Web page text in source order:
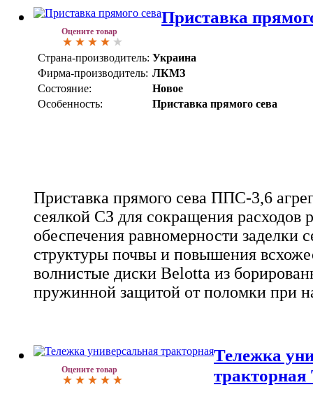
Оцените товар
Приставка
Страна-производитель: Украина
Фирма-производитель: ЛКМЗ
Состояние:
Новое
Особенность:
Приставка прямого сева
Приставка прямого сева ППС-3,6
сеялкой СЗ для сокращения расходов
обеспечения равномерности заделки
структуры почвы и повышения
волнистые диски Belotta из
пружинной защитой от поломки при
Оцените товар
Тележка